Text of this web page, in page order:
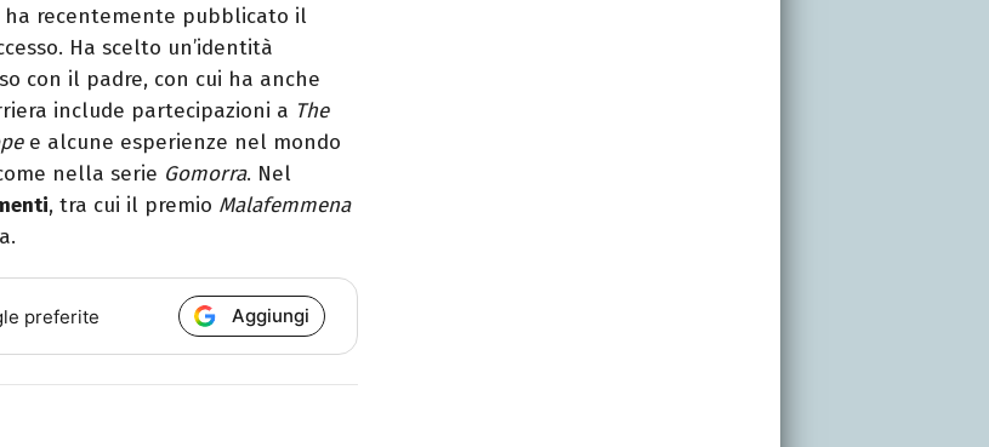
ha recentemente pubblicato il
Ha scelto un’identità
con il padre, con cui ha anche
include partecipazioni a The
e alcune esperienze nel mondo
nella serie Gomorra. Nel
, tra cui il premio Malafemmena
preferite Aggiungi